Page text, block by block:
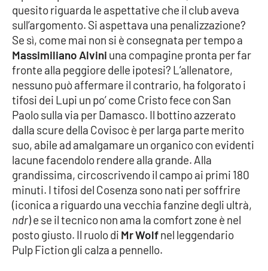
EDIZIONI
LOCALI
Catanzaro
Crotone
Vibo Valentia
Reggio Calabria
Cosenza
Lamezia Terme
quesitoriguarda le aspettative che il clubaveva
sull’argomento. Si aspettava una penalizzazione?
Se sì, come mai non si è consegnata per tempoa
Massimiliano Alvini una compagine pronta per far
fronte alla peggiore delle ipotesi? L’allenatore,
nessuno può affermare il contrario, ha folgorato i
tifosi dei Lupi un po’come Cristo fece con San
Paolo sullavia perDamasco. Il bottino azzerato
dalla scure della Covisoc è per larga parte merito
suo, abile ad amalgamare un organico con evidenti
lacune facendolo rendere alla grande. Alla
grandissima, circoscrivendo il campo ai primi 180
minuti. I tifosi del Cosenza sono nati per soffrire
(iconica a riguardo unavecchia fanzine degli ultrà,
ndr)e se il tecnico non ama la comfort zone è nel
posto giusto. Il ruolo di Mr Wolfnel leggendario
Pulp Fiction gli calza a pennello.